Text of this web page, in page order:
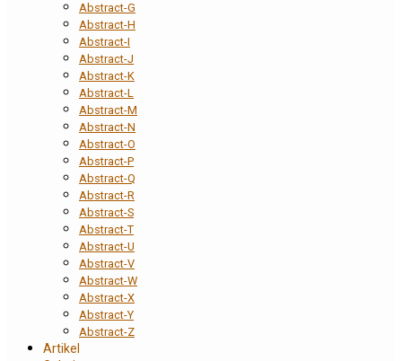
Abstract-G
Abstract-H
Abstract-I
Abstract-J
Abstract-K
Abstract-L
Abstract-M
Abstract-N
Abstract-O
Abstract-P
Abstract-Q
Abstract-R
Abstract-S
Abstract-T
Abstract-U
Abstract-V
Abstract-W
Abstract-X
Abstract-Y
Abstract-Z
Artikel